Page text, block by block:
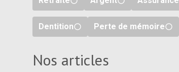
Dentition Perte de mémoire
Nos articles